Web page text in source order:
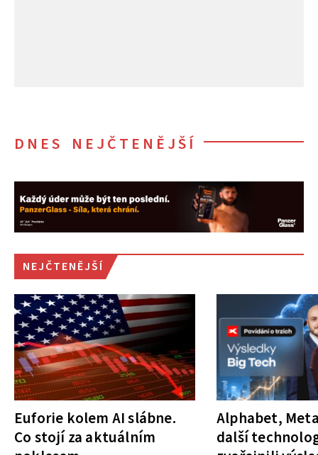
DNES NEJČTENĚJŠÍ
NEJČTENĚJŠÍ
Euforie kolem AI slábne.
Co stojí za aktuálním
Alphabet,
další